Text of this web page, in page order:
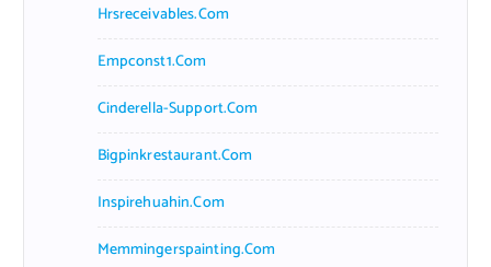
Hrsreceivables.com
Empconst1.com
Cinderella-Support.com
Bigpinkrestaurant.com
Inspirehuahin.com
Memmingerspainting.com